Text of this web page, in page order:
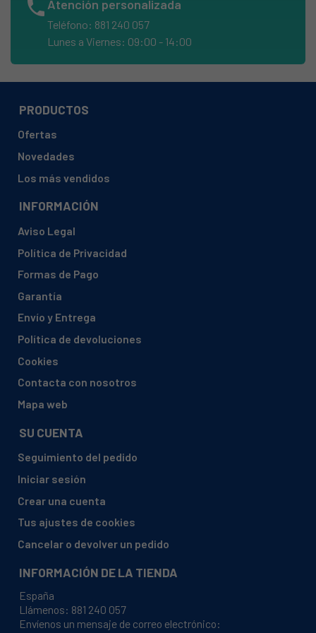
BAUKNECHT, 759991669860 TINADN21079LIE
BAUKNECHT, 759991669870 TINADN21079LAE
BAUKNECHT, 759991731890 TINADIL
BAUKNECHT, 850370715000 RE121
BAUKNECHT, 850370796000 RE120
BAUKNECHT, 850370796001 RE120
BAUKNECHT, Q0912370000 RE121
IKEA, 002.822.88 CB DC184 FRIDGE/FRE
IKEA, 101.235.24
IKEA, 102.822.97 CB 181/5 FRIDGE/FRE
IKEA, 103.66.0 C 181 E REFRIGERATOR
IKEA, 103.660.70 C 181 E
phone Atención personalizada
Teléfono: 881 240 057
Lunes a Viernes: 09:00 - 14:00
PRODUCTOS
Ofertas
Novedades
Los más vendidos
INFORMACIÓN
Aviso Legal
Política de Privacidad
Formas de Pago
Garantía
Envío y Entrega
Política de devoluciones
Cookies
Contacta con nosotros
Mapa web
SU CUENTA
Seguimiento del pedido
Iniciar sesión
Crear una cuenta
Tus ajustes de cookies
Cancelar o devolver un pedido
INFORMACIÓN DE LA TIENDA
España
Llámenos: 881 240 057
Envíenos un mensaje de correo electrónico: